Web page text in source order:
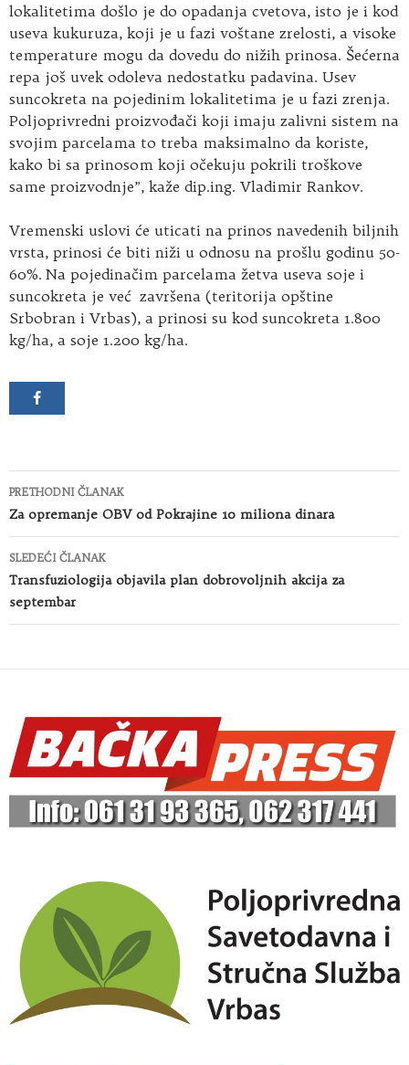
lokalitetima došlo je do opadanja cvetova, isto je i kod
useva kukuruza, koji je u fazi voštane zrelosti, a visoke
temperature mogu da dovedu do nižih prinosa. Šećerna
repa još uvek odoleva nedostatku padavina. Usev
suncokreta na pojedinim lokalitetima je u fazi zrenja.
Poljoprivredni proizvođači koji imaju zalivni sistem na
svojim parcelama to treba maksimalno da koriste,
kako bi sa prinosom koji očekuju pokrili troškove
same proizvodnje”, kaže dip.ing. Vladimir Rankov.
Vremenski uslovi će uticati na prinos navedenih biljnih
vrsta, prinosi će biti niži u odnosu na prošlu godinu 50-
60%. Na pojedinačim parcelama žetva useva soje i
suncokreta je već završena (teritorija opštine
Srbobran i Vrbas), a prinosi su kod suncokreta 1.800
kg/ha, a soje 1.200 kg/ha.
Kretanje
članaka
PRETHODNI ČLANAK
Za opremanje OBV od Pokrajine 10 miliona dinara
SLEDEĆI ČLANAK
Transfuziologija objavila plan dobrovoljnih akcija za
septembar